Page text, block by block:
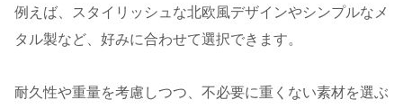
例えば、スタイリッシュな北欧風デザインやシンプルなメ
タル製など、好みに合わせて選択できます。
耐久性や重量を考慮しつつ、不必要に重くない素材を選ぶ